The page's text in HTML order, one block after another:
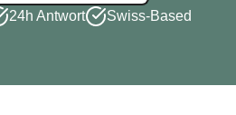
24h Antwort Swiss-Based